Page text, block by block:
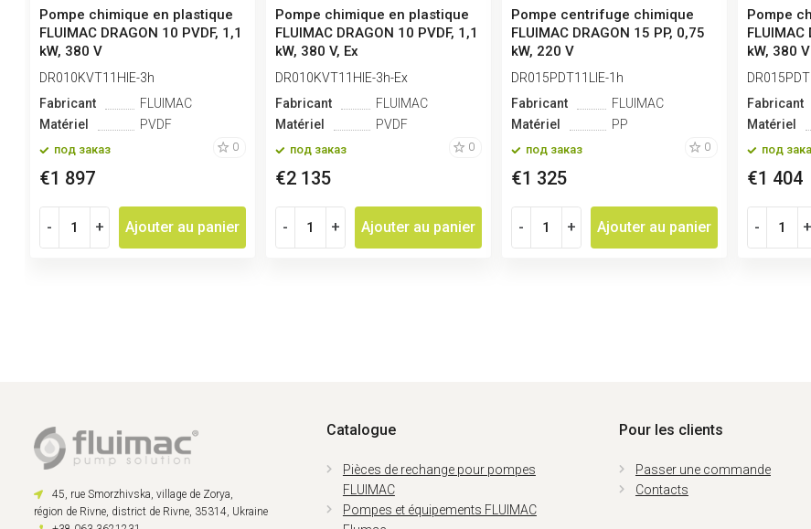
Pompe chimique en plastique
FLUIMAC DRAGON 10 PVDF, 1,1
kW, 380 V
DR010KVT11HIE-3h
Fabricant
FLUIMAC
Matériel
PVDF
под заказ 0
€1 897
- + Ajouter au panier
Pompe chimique en plastique
FLUIMAC DRAGON 10 PVDF, 1,1
kW, 380 V, Ex
DR010KVT11HIE-3h-Ex
Fabricant
FLUIMAC
Matériel
PVDF
под заказ 0
€2 135
- + Ajouter au panier
Pompe centrifuge chimique
FLUIMAC DRAGON 15 PP, 0,75
kW, 220 V
DR015PDT11LIE-1h
Fabricant
FLUIMAC
Matériel
PP
под заказ 0
€1 325
- + Ajouter au panier
Pompe
FLUIMAC
kW, 380 V
Fabricant
Matériel
под
€1 404
- +
45, rue Smorzhivska, village de Zorya,
région de Rivne, district de Rivne, 35314, Ukraine
Catalogue
Pièces de rechange pour pompes
FLUIMAC
Pompes et équipements FLUIMAC
Pour les clients
Passer une commande
Contacts